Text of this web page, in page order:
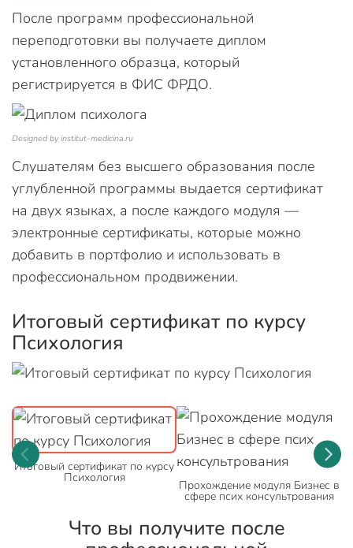
После программ профессиональной
переподготовки вы получаете диплом
установленного образца, который
регистрируется в ФИС ФРДО.
Designed by institut-medicina.ru
Слушателям без высшего образования после
углубленной программы выдается сертификат
на двух языках, а после каждого модуля —
электронные сертификаты, которые можно
добавить в портфолио и использовать в
профессиональном продвижении.
Итоговый сертификат по курсу
Психология
Итоговый сертификат по курсу
Психология
Прохождение модуля Бизнес в
сфере псих консультрования
Что вы получите после